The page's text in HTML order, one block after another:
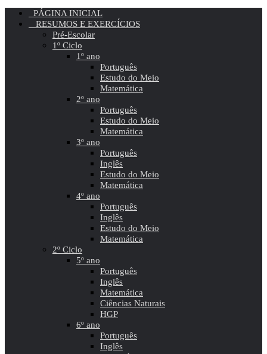
PÁGINA INICIAL
RESUMOS E EXERCÍCIOS
Pré-Escolar
1º Ciclo
1º ano
Português
Estudo do Meio
Matemática
2º ano
Português
Estudo do Meio
Matemática
3º ano
Português
Inglês
Estudo do Meio
Matemática
4º ano
Português
Inglês
Estudo do Meio
Matemática
2º Ciclo
5º ano
Português
Inglês
Matemática
Ciências Naturais
HGP
6º ano
Português
Inglês